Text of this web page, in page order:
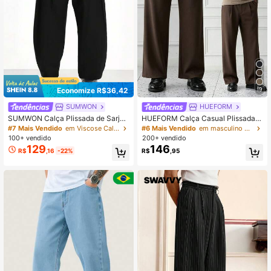
4,90 1M Seguidores
Economize R$36,42
SUMWON
SUMWON Calça Plissada de Sarja
Melange com Passantes de Cinto p
ara Uso Casual no Escritório
#7 Mais Vendido
em Viscose Calças masculinas
100+ vendido
R$129 ,16 -22%
19
HUEFORM
HUEFORM Calça Casual Plissada d
e Cor Sólida Masculina, Estilo Ins, P
rimavera/Verão
#6 Mais Vendido
em masculino Calças de perna larga
200+ vendido
R$146 ,95